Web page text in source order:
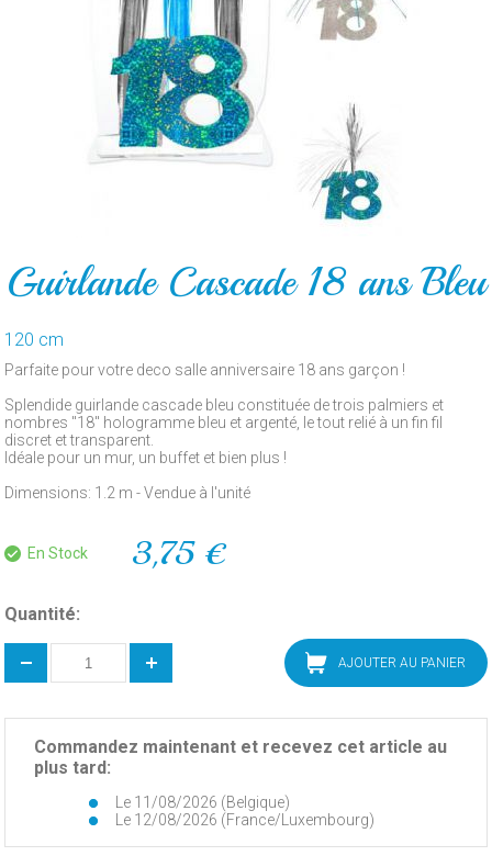
Guirlande Cascade 18 ans Bleu
120 cm
Parfaite pour votre deco salle anniversaire 18 ans garçon !
Splendide guirlande cascade bleu constituée de trois palmiers et
nombres "18" hologramme bleu et argenté, le tout relié à un fin fil
discret et transparent.
Idéale pour un mur, un buffet et bien plus !
Dimensions: 1.2 m - Vendue à l'unité
En Stock 3,75 €
Quantité:
AJOUTER AU PANIER
Commandez maintenant et recevez cet article au
plus tard:
Le 11/08/2026 (Belgique)
Le 12/08/2026 (France/Luxembourg)